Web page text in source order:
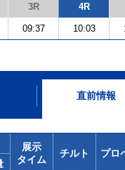
3R 4R
09:37 10:03
直前情報
展示
タイム
チルト プロ